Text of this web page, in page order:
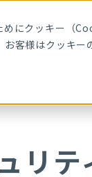
にクッキー（
客様はクッキー
品 導入事
リテ